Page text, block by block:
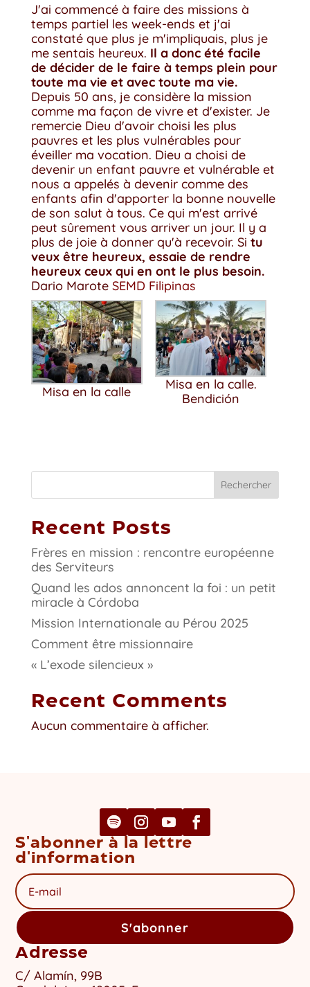
J'ai commencé à faire des missions à
temps partiel les week-ends et j'ai
constaté que plus je m'impliquais, plus je
me sentais heureux. Il a donc été facile
de décider de le faire à temps plein pour
toute ma vie et avec toute ma vie.
Depuis 50 ans, je considère la mission
comme ma façon de vivre et d'exister. Je
remercie Dieu d'avoir choisi les plus
pauvres et les plus vulnérables pour
éveiller ma vocation. Dieu a choisi de
devenir un enfant pauvre et vulnérable et
nous a appelés à devenir comme des
enfants afin d'apporter la bonne nouvelle
de son salut à tous. Ce qui m'est arrivé
peut sûrement vous arriver un jour. Il y a
plus de joie à donner qu'à recevoir. Si tu
veux être heureux, essaie de rendre
heureux ceux qui en ont le plus besoin.
Dario Marote SEMD Filipinas
Misa en la calle
Misa en la calle.
Bendición
Rechercher
Recent Posts
Frères en mission : rencontre européenne
des Serviteurs
Quand les ados annoncent la foi : un petit
miracle à Córdoba
Mission Internationale au Pérou 2025
Comment être missionnaire
« L’exode silencieux »
Recent Comments
Aucun commentaire à afficher.
S'abonner à la lettre
d'information
S'abonner
Adresse
C/ Alamín, 99B